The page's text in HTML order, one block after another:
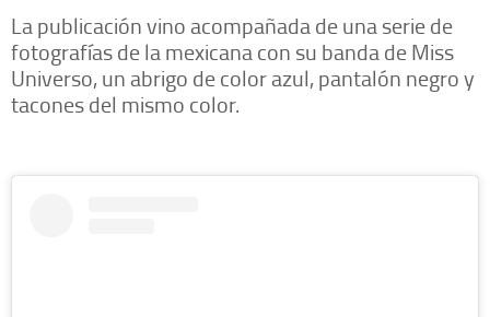
La publicación vino acompañada de una serie de
fotografías de la mexicana con su banda de Miss
Universo, un abrigo de color azul, pantalón negro y
tacones del mismo color.